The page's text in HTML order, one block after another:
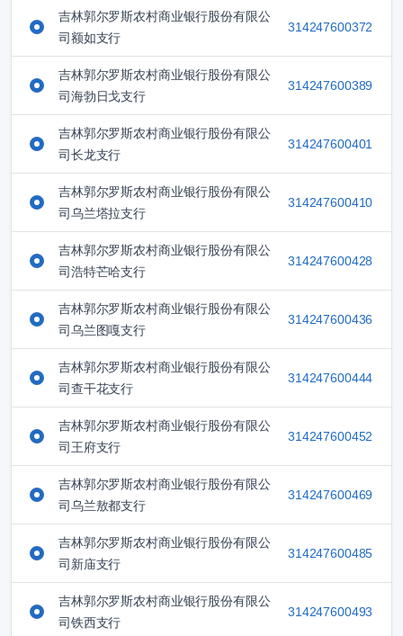
吉林郭尔罗斯农村商业银行股份有限公
司额如支行
314247600372
吉林郭尔罗斯农村商业银行股份有限公
司海勃日戈支行
314247600389
吉林郭尔罗斯农村商业银行股份有限公
司长龙支行
314247600401
吉林郭尔罗斯农村商业银行股份有限公
司乌兰塔拉支行
314247600410
吉林郭尔罗斯农村商业银行股份有限公
司浩特芒哈支行
314247600428
吉林郭尔罗斯农村商业银行股份有限公
司乌兰图嘎支行
314247600436
吉林郭尔罗斯农村商业银行股份有限公
司查干花支行
314247600444
吉林郭尔罗斯农村商业银行股份有限公
司王府支行
314247600452
吉林郭尔罗斯农村商业银行股份有限公
司乌兰敖都支行
314247600469
吉林郭尔罗斯农村商业银行股份有限公
司新庙支行
314247600485
吉林郭尔罗斯农村商业银行股份有限公
司铁西支行
314247600493